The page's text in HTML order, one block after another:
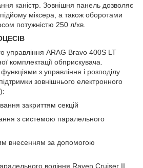
каністр. Зовнішня панель дозволяє
міксера, а також оборотами
потужністю 250 л/хв.
управління ARAG Bravo 400S LT
комплектації обприскувача.
з управління і розподілу
зовнішнього електронного
закриттям секцій
з системою паралельного
внесенням за допомогою
водіння Raven Cruiser II